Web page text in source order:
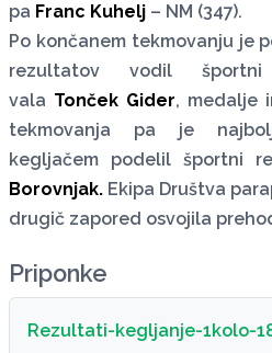
pa Franc Kuhelj – NM (347).
Po končanem tekmovanju je
rezultatov vodil športni
vala Tonček Gider, medalje
tekmovanja pa je
kegljačem podelil športni
Borovnjak. Ekipa Društva
drugič zapored osvojila
Priponke
Rezultati-kegljanje-1kolo-